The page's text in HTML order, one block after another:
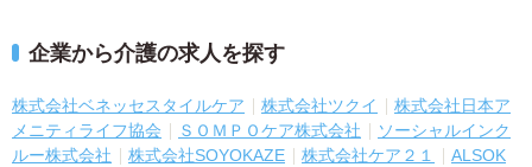
企業から介護の求人を探す
株式会社ベネッセスタイルケア 株式会社ツクイ
株式会社日本ア
メニティライフ協会
ＳＯＭＰＯケア株式会社
ソーシャルインク
ルー株式会社
株式会社SOYOKAZE 株式会社ケア２１
ALSOK